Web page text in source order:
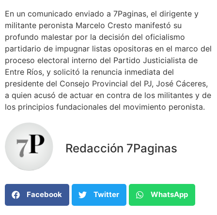
En un comunicado enviado a 7Paginas, el dirigente y
militante peronista Marcelo Cresto manifestó su
profundo malestar por la decisión del oficialismo
partidario de impugnar listas opositoras en el marco del
proceso electoral interno del Partido Justicialista de
Entre Ríos, y solicitó la renuncia inmediata del
presidente del Consejo Provincial del PJ, José Cáceres,
a quien acusó de actuar en contra de los militantes y de
los principios fundacionales del movimiento peronista.
Redacción 7Paginas
Facebook Twitter WhatsApp